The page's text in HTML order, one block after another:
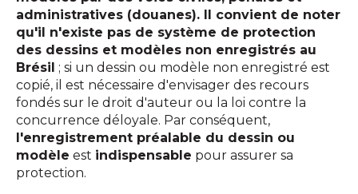
administratives (douanes). Il convient de noter
qu'il n'existe pas de système de protection
des dessins et modèles non enregistrés au
Brésil ; si un dessin ou modèle non enregistré est
copié, il est nécessaire d'envisager des recours
fondés sur le droit d'auteur ou la loi contre la
concurrence déloyale. Par conséquent,
l'enregistrement préalable du dessin ou
modèle est indispensable pour assurer sa
protection.